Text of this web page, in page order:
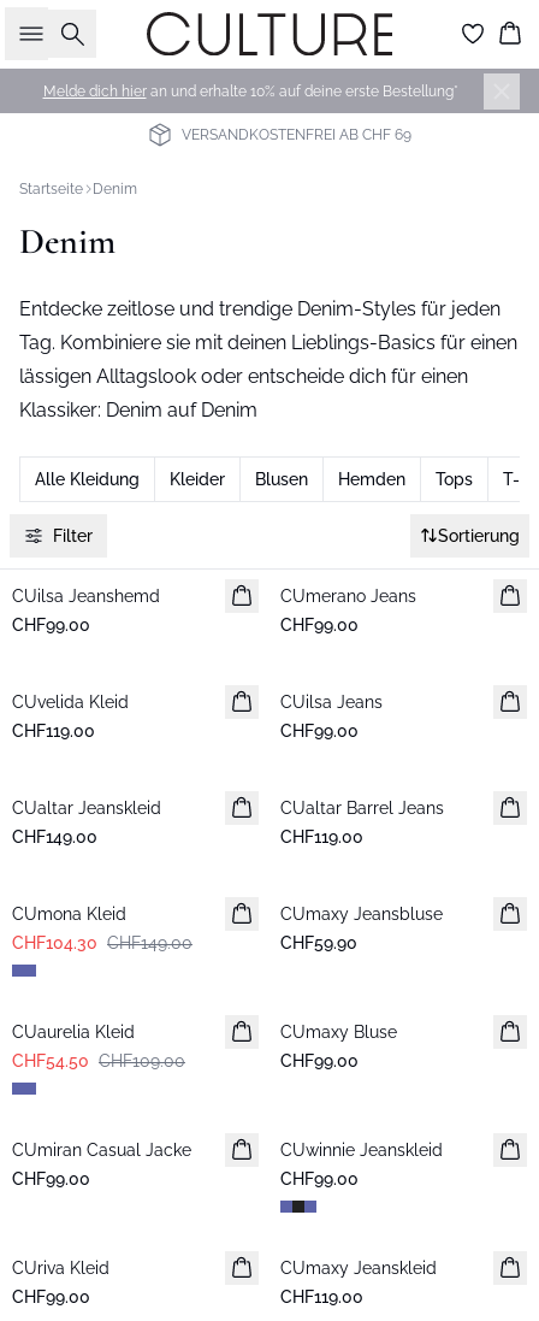
Suche
Melde dich hieran und erhalte 10% auf deine erste Bestellung*
VERSANDKOSTENFREI AB CHF 69
Startseite Denim
Denim
Entdecke zeitlose und trendige Denim-Styles für jeden
Tag. Kombiniere sie mit deinen Lieblings-Basics für einen
lässigen Alltagslook oder entscheide dich für einen
Klassiker: Denim auf Denim
Alle Kleidung Kleider Blusen Hemden Tops T-
Filter Sortierung
Neuheiten
CUilsa Jeanshemd
CHF99.00
Neuheiten
CUmerano Jeans
CHF99.00
Neuheiten
CUvelida Kleid
CHF119.00
Neuheiten
CUilsa Jeans
CHF99.00
Neuheiten
CUaltar Jeanskleid
CHF149.00
Neuheiten
CUaltar Barrel Jeans
CHF119.00
CUmona Kleid
CHF104.30 CHF149.00
Neuheiten
CUmaxy Jeansbluse
CHF59.90
-50%
CUaurelia Kleid
CHF54.50 CHF109.00
Neuheiten
CUmaxy Bluse
CHF99.00
Neuheiten
CUmiran Casual Jacke
CHF99.00
Neuheiten
CUwinnie Jeanskleid
CHF99.00
Neuheiten
CUriva Kleid
CHF99.00
Neuheiten
CUmaxy Jeanskleid
CHF119.00